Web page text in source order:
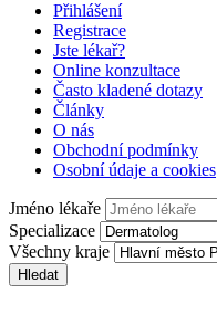
Přihlášení
Registrace
Jste lékař?
Online konzultace
Často kladené dotazy
Články
O nás
Obchodní podmínky
Osobní údaje a cookies
Jméno lékaře
Specializace
Všechny kraje
Hledat